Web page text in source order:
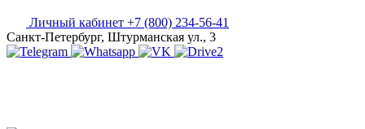
Личный кабинет +7 (800) 234-56-41
Санкт-Петербург, Штурманская ул., 3